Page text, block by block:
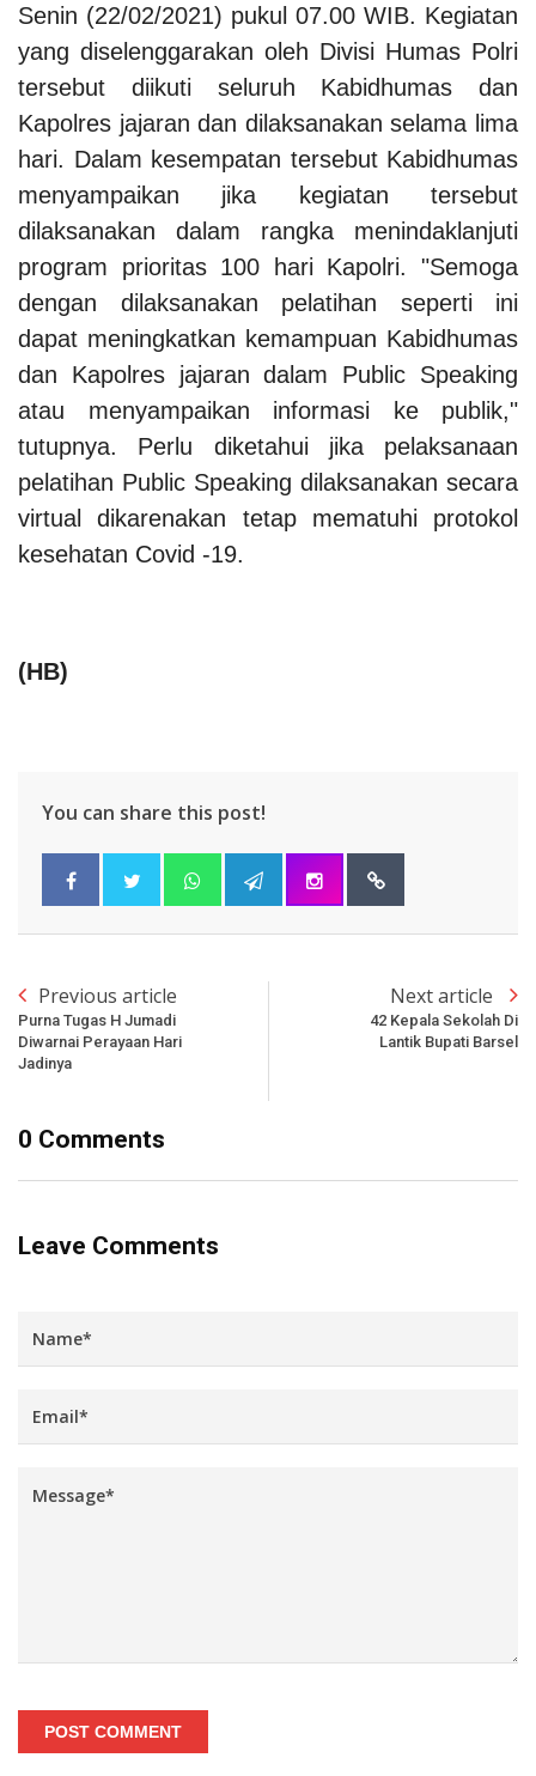
Senin (22/02/2021) pukul 07.00 WIB. Kegiatan
yang diselenggarakan oleh Divisi Humas Polri
tersebut diikuti seluruh Kabidhumas dan
Kapolres jajaran dan dilaksanakan selama lima
hari. Dalam kesempatan tersebut Kabidhumas
menyampaikan jika kegiatan tersebut
dilaksanakan dalam rangka menindaklanjuti
program prioritas 100 hari Kapolri. "Semoga
dengan dilaksanakan pelatihan seperti ini
dapat meningkatkan kemampuan Kabidhumas
dan Kapolres jajaran dalam Public Speaking
atau menyampaikan informasi ke publik,"
tutupnya. Perlu diketahui jika pelaksanaan
pelatihan Public Speaking dilaksanakan secara
virtual dikarenakan tetap mematuhi protokol
kesehatan Covid -19.
(HB)
You can share this post!
Previous article
Purna Tugas H Jumadi
Diwarnai Perayaan Hari
Jadinya
Next article
42 Kepala Sekolah Di
Lantik Bupati Barsel
0 Comments
Leave Comments
POST COMMENT